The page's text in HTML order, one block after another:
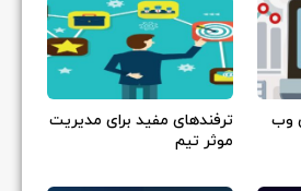
وب
ترفندهای مفید برای مدیریت
موثر تیم